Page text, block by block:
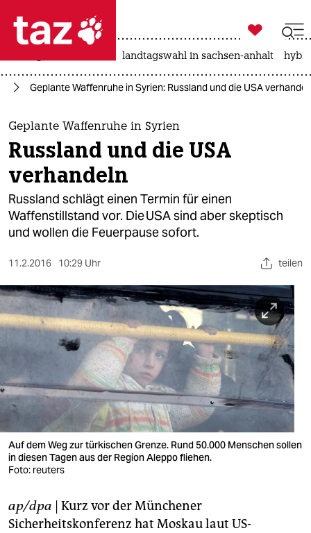
 taz zahl ich
taz zahl ich
themen
politik
öko
gesellschaft
sport
berlin
nord
wahrheit
verlag
verlag
veranstaltungen
fragen & hilfe

taz zahl ich
landtagswahl in sachsen-anhalt
Geplante Waffenruhe in Syrien: Russland und die USA
Geplante Waffenruhe in Syrien
Russland und die USA
verhandeln
Russland schlägt einen Termin für einen
Waffenstillstand vor. Die USA sind aber skeptisch
und wollen die Feuerpause sofort.
11.2.2016 10:29 Uhr teilen
Auf dem Weg zur türkischen Grenze. Rund 50.000 Menschen sollen
in diesen Tagen aus der Region Aleppo fliehen.
Foto: reuters
ap/dpa | Kurz vor der Münchener
Sicherheitskonferenz hat Moskau laut US-